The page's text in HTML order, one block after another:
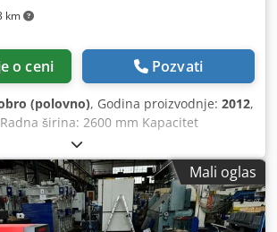
km
o ceni Pozvati
(polovno), Godina proizvodnje: 2012,
širina: 2600 mm Kapacitet
Predsavijanje: 16,0 mm Prečnik gornjeg
srednjeg valjka: 300 mm Prečnik
mm Konusni uređaj za savijanje kroz
valjka Pomerna upravljačka konzola
Snaga motora: 11 kW CE oznaka
Mali oglas